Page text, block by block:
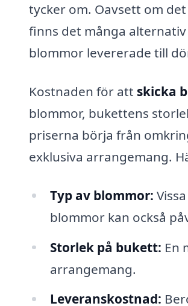
tycker om. Oavsett om
finns det många
blommor levererade till
Kostnaden för att skicka
blommor, bukettens
priserna börja från
exklusiva arrangemang.
Typ av blommor:
blommor kan också
Storlek på bukett: En
arrangemang.
Leveranskostnad: